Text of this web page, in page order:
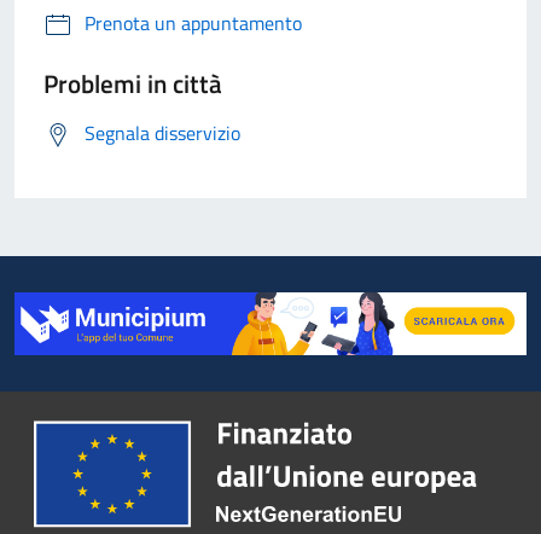
Prenota un appuntamento
Problemi in città
Segnala disservizio